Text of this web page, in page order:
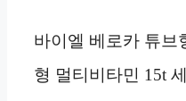
바이엘 베로카 튜브
형 멀티비타민 15t